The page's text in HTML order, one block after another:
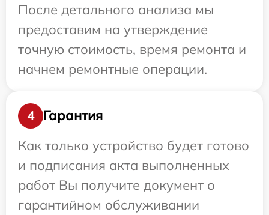
После детального анализа мы
предоставим на утверждение
точную стоимость, время ремонта и
начнем ремонтные операции.
4
Гарантия
Как только устройство будет готово
и подписания акта выполненных
работ Вы получите документ о
гарантийном обслуживании